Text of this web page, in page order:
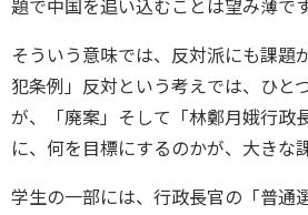
題で中国を追い込むことは望み薄です
そういう意味では、反対派にも課題
犯条例」反対という考えでは、ひと
が、「廃案」そして「林鄭月娥行政
に、何を目標にするのかが、大きな
学生の一部には、行政長官の「普通